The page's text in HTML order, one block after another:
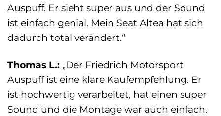
Auspuff. Er sieht super aus und der Sound
ist einfach genial. Mein Seat Altea hat sich
dadurch total verändert.“
Thomas L.: „Der Friedrich Motorsport
Auspuff ist eine klare Kaufempfehlung. Er
ist hochwertig verarbeitet, hat einen super
Sound und die Montage war auch einfach.